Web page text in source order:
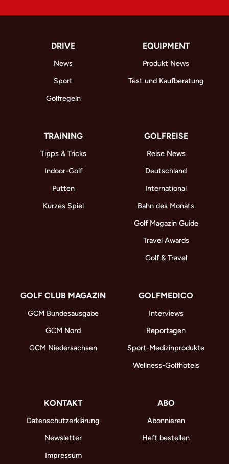
DRIVE
News
Sport
Golfregeln
EQUIPMENT
Produkt News
Test und Kaufberatung
TRAINING
Tipps & Tricks
Indoor-Golf
Putten
Kurzes Spiel
GOLFREISE
Reise News
Deutschland
International
Bahn des Monats
Golf Magazin Guide
Travel Awards
Golf & Travel
GOLF CLUB MAGAZIN
GCM Bundesausgabe
GCM Nord
GCM Niedersachsen
GOLFMEDICO
Interviews
Reportagen
Sport-Medizinprodukte
Wellness-Golfhotels
KONTAKT
Datenschutzerklärung
Newsletter
Impressum
ABO
Abonnieren
Heft bestellen